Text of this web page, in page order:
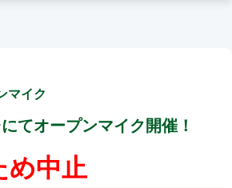
マイク
てオープンマイク開催！
め中止